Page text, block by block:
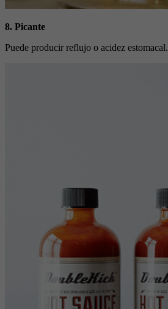
8. Picante
Puede producir reflujo o acidez estomacal.